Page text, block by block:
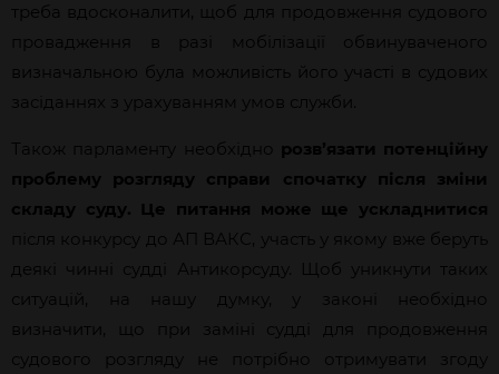
треба вдосконалити, щоб для продовження судового
провадження в разі мобілізації обвинуваченого
визначальною була можливість його участі в судових
засіданнях з урахуванням умов служби.
Також парламенту необхідно
розв’язати потенційну
проблему розгляду справи спочатку після зміни
складу суду. Це питання може ще ускладнитися
після конкурсу до АП ВАКС, участь у якому вже беруть
деякі чинні судді Антикорсуду. Щоб уникнути таких
ситуацій, на нашу думку, у законі необхідно
визначити, що при заміні судді для продовження
судового розгляду не потрібно отримувати згоду